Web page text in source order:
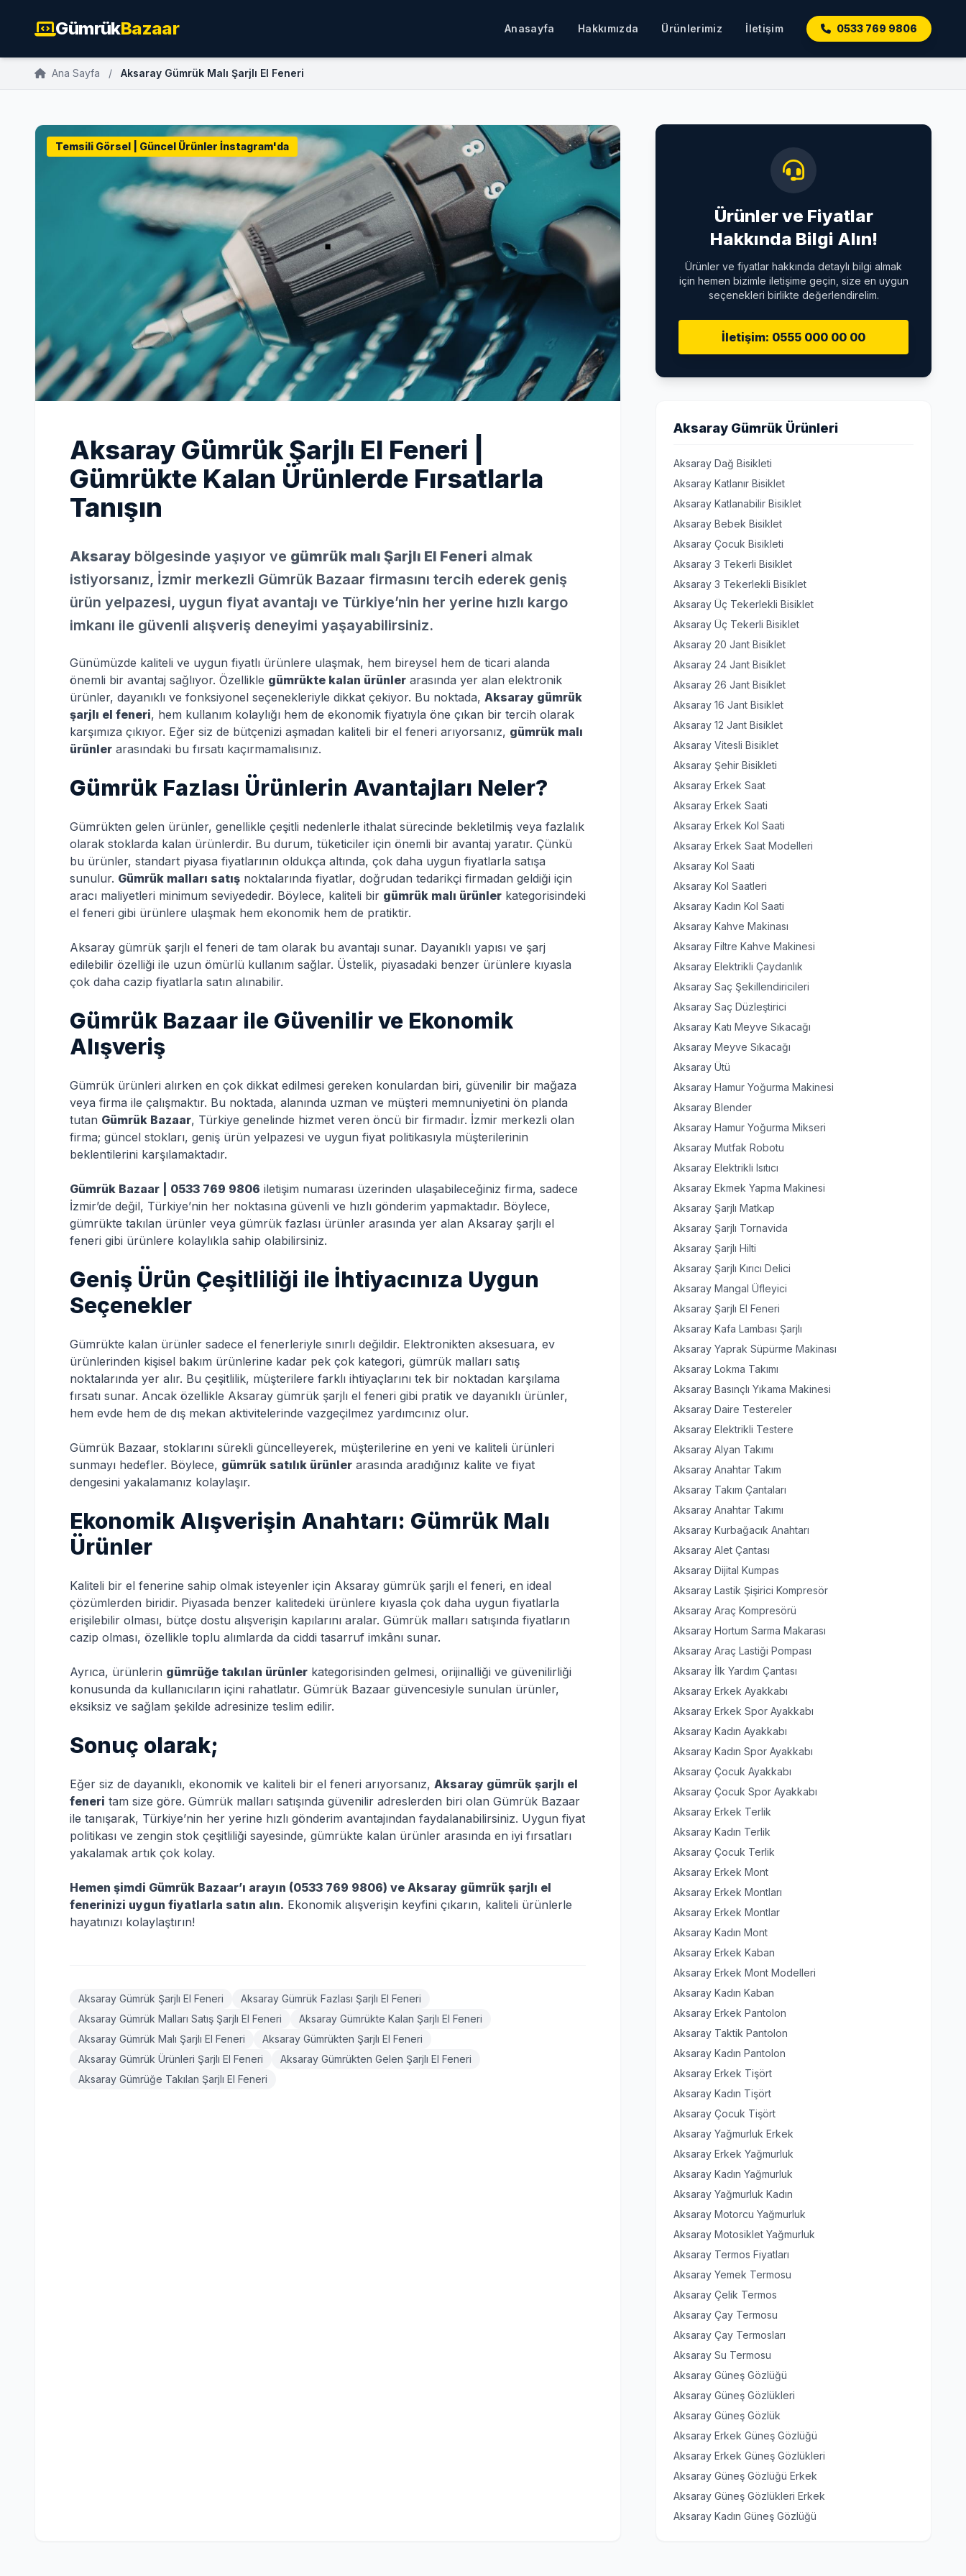
GümrükBazaar Anasayfa Hakkımızda Ürünlerimiz İletişim 0533 769 9806
Ana Sayfa / Aksaray Gümrük Malı Şarjlı El Feneri
Temsili Görsel | Güncel Ürünler İnstagram'da
Aksaray Gümrük Şarjlı El Feneri |
Gümrükte Kalan Ürünlerde Fırsatlarla
Tanışın
Aksaray bölgesinde yaşıyor ve gümrük malı Şarjlı El Feneri almak
istiyorsanız, İzmir merkezli Gümrük Bazaar firmasını tercih ederek geniş
ürün yelpazesi, uygun fiyat avantajı ve Türkiye’nin her yerine hızlı kargo
imkanı ile güvenli alışveriş deneyimi yaşayabilirsiniz.
Günümüzde kaliteli ve uygun fiyatlı ürünlere ulaşmak, hem bireysel hem de ticari alanda
önemli bir avantaj sağlıyor. Özellikle gümrükte kalan ürünler arasında yer alan elektronik
ürünler, dayanıklı ve fonksiyonel seçenekleriyle dikkat çekiyor. Bu noktada, Aksaray gümrük
şarjlı el feneri, hem kullanım kolaylığı hem de ekonomik fiyatıyla öne çıkan bir tercih olarak
karşımıza çıkıyor. Eğer siz de bütçenizi aşmadan kaliteli bir el feneri arıyorsanız, gümrük malı
ürünler arasındaki bu fırsatı kaçırmamalısınız.
Gümrük Fazlası Ürünlerin Avantajları Neler?
Gümrükten gelen ürünler, genellikle çeşitli nedenlerle ithalat sürecinde bekletilmiş veya fazlalık
olarak stoklarda kalan ürünlerdir. Bu durum, tüketiciler için önemli bir avantaj yaratır. Çünkü
bu ürünler, standart piyasa fiyatlarının oldukça altında, çok daha uygun fiyatlarla satışa
sunulur. Gümrük malları satış noktalarında fiyatlar, doğrudan tedarikçi firmadan geldiği için
aracı maliyetleri minimum seviyededir. Böylece, kaliteli bir gümrük malı ürünler kategorisindeki
el feneri gibi ürünlere ulaşmak hem ekonomik hem de pratiktir.
Aksaray gümrük şarjlı el feneri de tam olarak bu avantajı sunar. Dayanıklı yapısı ve şarj
edilebilir özelliği ile uzun ömürlü kullanım sağlar. Üstelik, piyasadaki benzer ürünlere kıyasla
çok daha cazip fiyatlarla satın alınabilir.
Gümrük Bazaar ile Güvenilir ve Ekonomik
Alışveriş
Gümrük ürünleri alırken en çok dikkat edilmesi gereken konulardan biri, güvenilir bir mağaza
veya firma ile çalışmaktır. Bu noktada, alanında uzman ve müşteri memnuniyetini ön planda
tutan Gümrük Bazaar, Türkiye genelinde hizmet veren öncü bir firmadır. İzmir merkezli olan
firma; güncel stokları, geniş ürün yelpazesi ve uygun fiyat politikasıyla müşterilerinin
beklentilerini karşılamaktadır.
Gümrük Bazaar | 0533 769 9806 iletişim numarası üzerinden ulaşabileceğiniz firma, sadece
İzmir’de değil, Türkiye’nin her noktasına güvenli ve hızlı gönderim yapmaktadır. Böylece,
gümrükte takılan ürünler veya gümrük fazlası ürünler arasında yer alan Aksaray şarjlı el
feneri gibi ürünlere kolaylıkla sahip olabilirsiniz.
Geniş Ürün Çeşitliliği ile İhtiyacınıza Uygun
Seçenekler
Gümrükte kalan ürünler sadece el fenerleriyle sınırlı değildir. Elektronikten aksesuara, ev
ürünlerinden kişisel bakım ürünlerine kadar pek çok kategori, gümrük malları satış
noktalarında yer alır. Bu çeşitlilik, müşterilere farklı ihtiyaçlarını tek bir noktadan karşılama
fırsatı sunar. Ancak özellikle Aksaray gümrük şarjlı el feneri gibi pratik ve dayanıklı ürünler,
hem evde hem de dış mekan aktivitelerinde vazgeçilmez yardımcınız olur.
Gümrük Bazaar, stoklarını sürekli güncelleyerek, müşterilerine en yeni ve kaliteli ürünleri
sunmayı hedefler. Böylece, gümrük satılık ürünler arasında aradığınız kalite ve fiyat
dengesini yakalamanız kolaylaşır.
Ekonomik Alışverişin Anahtarı: Gümrük Malı
Ürünler
Kaliteli bir el fenerine sahip olmak isteyenler için Aksaray gümrük şarjlı el feneri, en ideal
çözümlerden biridir. Piyasada benzer kalitedeki ürünlere kıyasla çok daha uygun fiyatlarla
erişilebilir olması, bütçe dostu alışverişin kapılarını aralar. Gümrük malları satışında fiyatların
cazip olması, özellikle toplu alımlarda da ciddi tasarruf imkânı sunar.
Ayrıca, ürünlerin gümrüğe takılan ürünler kategorisinden gelmesi, orijinalliği ve güvenilirliği
konusunda da kullanıcıların içini rahatlatır. Gümrük Bazaar güvencesiyle sunulan ürünler,
eksiksiz ve sağlam şekilde adresinize teslim edilir.
Sonuç olarak;
Eğer siz de dayanıklı, ekonomik ve kaliteli bir el feneri arıyorsanız, Aksaray gümrük şarjlı el
feneri tam size göre. Gümrük malları satışında güvenilir adreslerden biri olan Gümrük Bazaar
ile tanışarak, Türkiye’nin her yerine hızlı gönderim avantajından faydalanabilirsiniz. Uygun fiyat
politikası ve zengin stok çeşitliliği sayesinde, gümrükte kalan ürünler arasında en iyi fırsatları
yakalamak artık çok kolay.
Hemen şimdi Gümrük Bazaar’ı arayın (0533 769 9806) ve Aksaray gümrük şarjlı el
fenerinizi uygun fiyatlarla satın alın. Ekonomik alışverişin keyfini çıkarın, kaliteli ürünlerle
hayatınızı kolaylaştırın!
Aksaray Gümrük Şarjlı El Feneri
Aksaray Gümrük Fazlası Şarjlı El Feneri
Aksaray Gümrük Malları Satış Şarjlı El Feneri
Aksaray Gümrükte Kalan Şarjlı El Feneri
Aksaray Gümrük Malı Şarjlı El Feneri
Aksaray Gümrükten Şarjlı El Feneri
Aksaray Gümrük Ürünleri Şarjlı El Feneri
Aksaray Gümrükten Gelen Şarjlı El Feneri
Aksaray Gümrüğe Takılan Şarjlı El Feneri
Ürünler ve Fiyatlar
Hakkında Bilgi Alın!
Ürünler ve fiyatlar hakkında detaylı bilgi almak
için hemen bizimle iletişime geçin, size en uygun
seçenekleri birlikte değerlendirelim.
İletişim: 0555 000 00 00
Aksaray Gümrük Ürünleri
Aksaray Dağ Bisikleti
Aksaray Katlanır Bisiklet
Aksaray Katlanabilir Bisiklet
Aksaray Bebek Bisiklet
Aksaray Çocuk Bisikleti
Aksaray 3 Tekerli Bisiklet
Aksaray 3 Tekerlekli Bisiklet
Aksaray Üç Tekerlekli Bisiklet
Aksaray Üç Tekerli Bisiklet
Aksaray 20 Jant Bisiklet
Aksaray 24 Jant Bisiklet
Aksaray 26 Jant Bisiklet
Aksaray 16 Jant Bisiklet
Aksaray 12 Jant Bisiklet
Aksaray Vitesli Bisiklet
Aksaray Şehir Bisikleti
Aksaray Erkek Saat
Aksaray Erkek Saati
Aksaray Erkek Kol Saati
Aksaray Erkek Saat Modelleri
Aksaray Kol Saati
Aksaray Kol Saatleri
Aksaray Kadın Kol Saati
Aksaray Kahve Makinası
Aksaray Filtre Kahve Makinesi
Aksaray Elektrikli Çaydanlık
Aksaray Saç Şekillendiricileri
Aksaray Saç Düzleştirici
Aksaray Katı Meyve Sıkacağı
Aksaray Meyve Sıkacağı
Aksaray Ütü
Aksaray Hamur Yoğurma Makinesi
Aksaray Blender
Aksaray Hamur Yoğurma Mikseri
Aksaray Mutfak Robotu
Aksaray Elektrikli Isıtıcı
Aksaray Ekmek Yapma Makinesi
Aksaray Şarjlı Matkap
Aksaray Şarjlı Tornavida
Aksaray Şarjlı Hilti
Aksaray Şarjlı Kırıcı Delici
Aksaray Mangal Üfleyici
Aksaray Şarjlı El Feneri
Aksaray Kafa Lambası Şarjlı
Aksaray Yaprak Süpürme Makinası
Aksaray Lokma Takımı
Aksaray Basınçlı Yıkama Makinesi
Aksaray Daire Testereler
Aksaray Elektrikli Testere
Aksaray Alyan Takımı
Aksaray Anahtar Takım
Aksaray Takım Çantaları
Aksaray Anahtar Takımı
Aksaray Kurbağacık Anahtarı
Aksaray Alet Çantası
Aksaray Dijital Kumpas
Aksaray Lastik Şişirici Kompresör
Aksaray Araç Kompresörü
Aksaray Hortum Sarma Makarası
Aksaray Araç Lastiği Pompası
Aksaray İlk Yardım Çantası
Aksaray Erkek Ayakkabı
Aksaray Erkek Spor Ayakkabı
Aksaray Kadın Ayakkabı
Aksaray Kadın Spor Ayakkabı
Aksaray Çocuk Ayakkabı
Aksaray Çocuk Spor Ayakkabı
Aksaray Erkek Terlik
Aksaray Kadın Terlik
Aksaray Çocuk Terlik
Aksaray Erkek Mont
Aksaray Erkek Montları
Aksaray Erkek Montlar
Aksaray Kadın Mont
Aksaray Erkek Kaban
Aksaray Erkek Mont Modelleri
Aksaray Kadın Kaban
Aksaray Erkek Pantolon
Aksaray Taktik Pantolon
Aksaray Kadın Pantolon
Aksaray Erkek Tişört
Aksaray Kadın Tişört
Aksaray Çocuk Tişört
Aksaray Yağmurluk Erkek
Aksaray Erkek Yağmurluk
Aksaray Kadın Yağmurluk
Aksaray Yağmurluk Kadın
Aksaray Motorcu Yağmurluk
Aksaray Motosiklet Yağmurluk
Aksaray Termos Fiyatları
Aksaray Yemek Termosu
Aksaray Çelik Termos
Aksaray Çay Termosu
Aksaray Çay Termosları
Aksaray Su Termosu
Aksaray Güneş Gözlüğü
Aksaray Güneş Gözlükleri
Aksaray Güneş Gözlük
Aksaray Erkek Güneş Gözlüğü
Aksaray Erkek Güneş Gözlükleri
Aksaray Güneş Gözlüğü Erkek
Aksaray Güneş Gözlükleri Erkek
Aksaray Kadın Güneş Gözlüğü